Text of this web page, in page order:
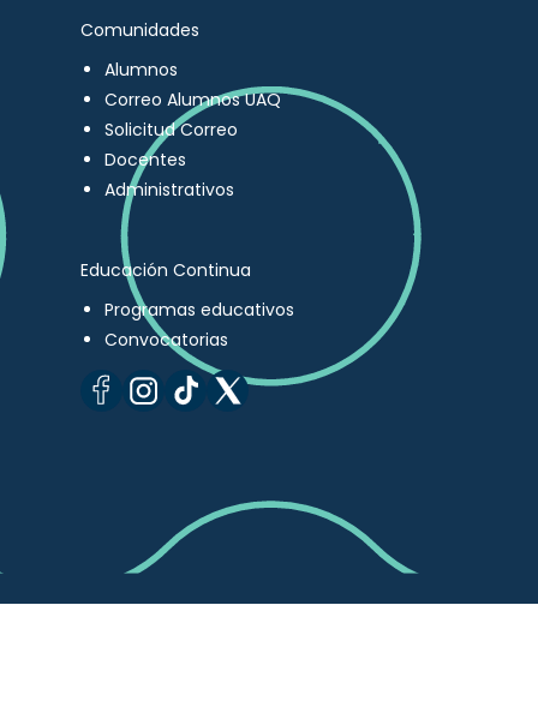
Comunidades
Alumnos
Correo Alumnos UAQ
Solicitud Correo
Docentes
Administrativos
Educación Continua
Programas educativos
Convocatorias